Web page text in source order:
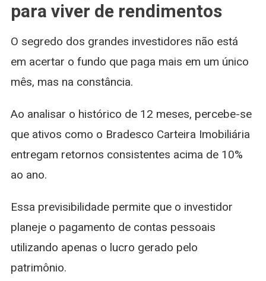
para viver de rendimentos
O segredo dos grandes investidores não está
em acertar o fundo que paga mais em um único
mês, mas na constância.
Ao analisar o histórico de 12 meses, percebe-se
que ativos como o Bradesco Carteira Imobiliária
entregam retornos consistentes acima de 10%
ao ano.
Essa previsibilidade permite que o investidor
planeje o pagamento de contas pessoais
utilizando apenas o lucro gerado pelo
patrimônio.